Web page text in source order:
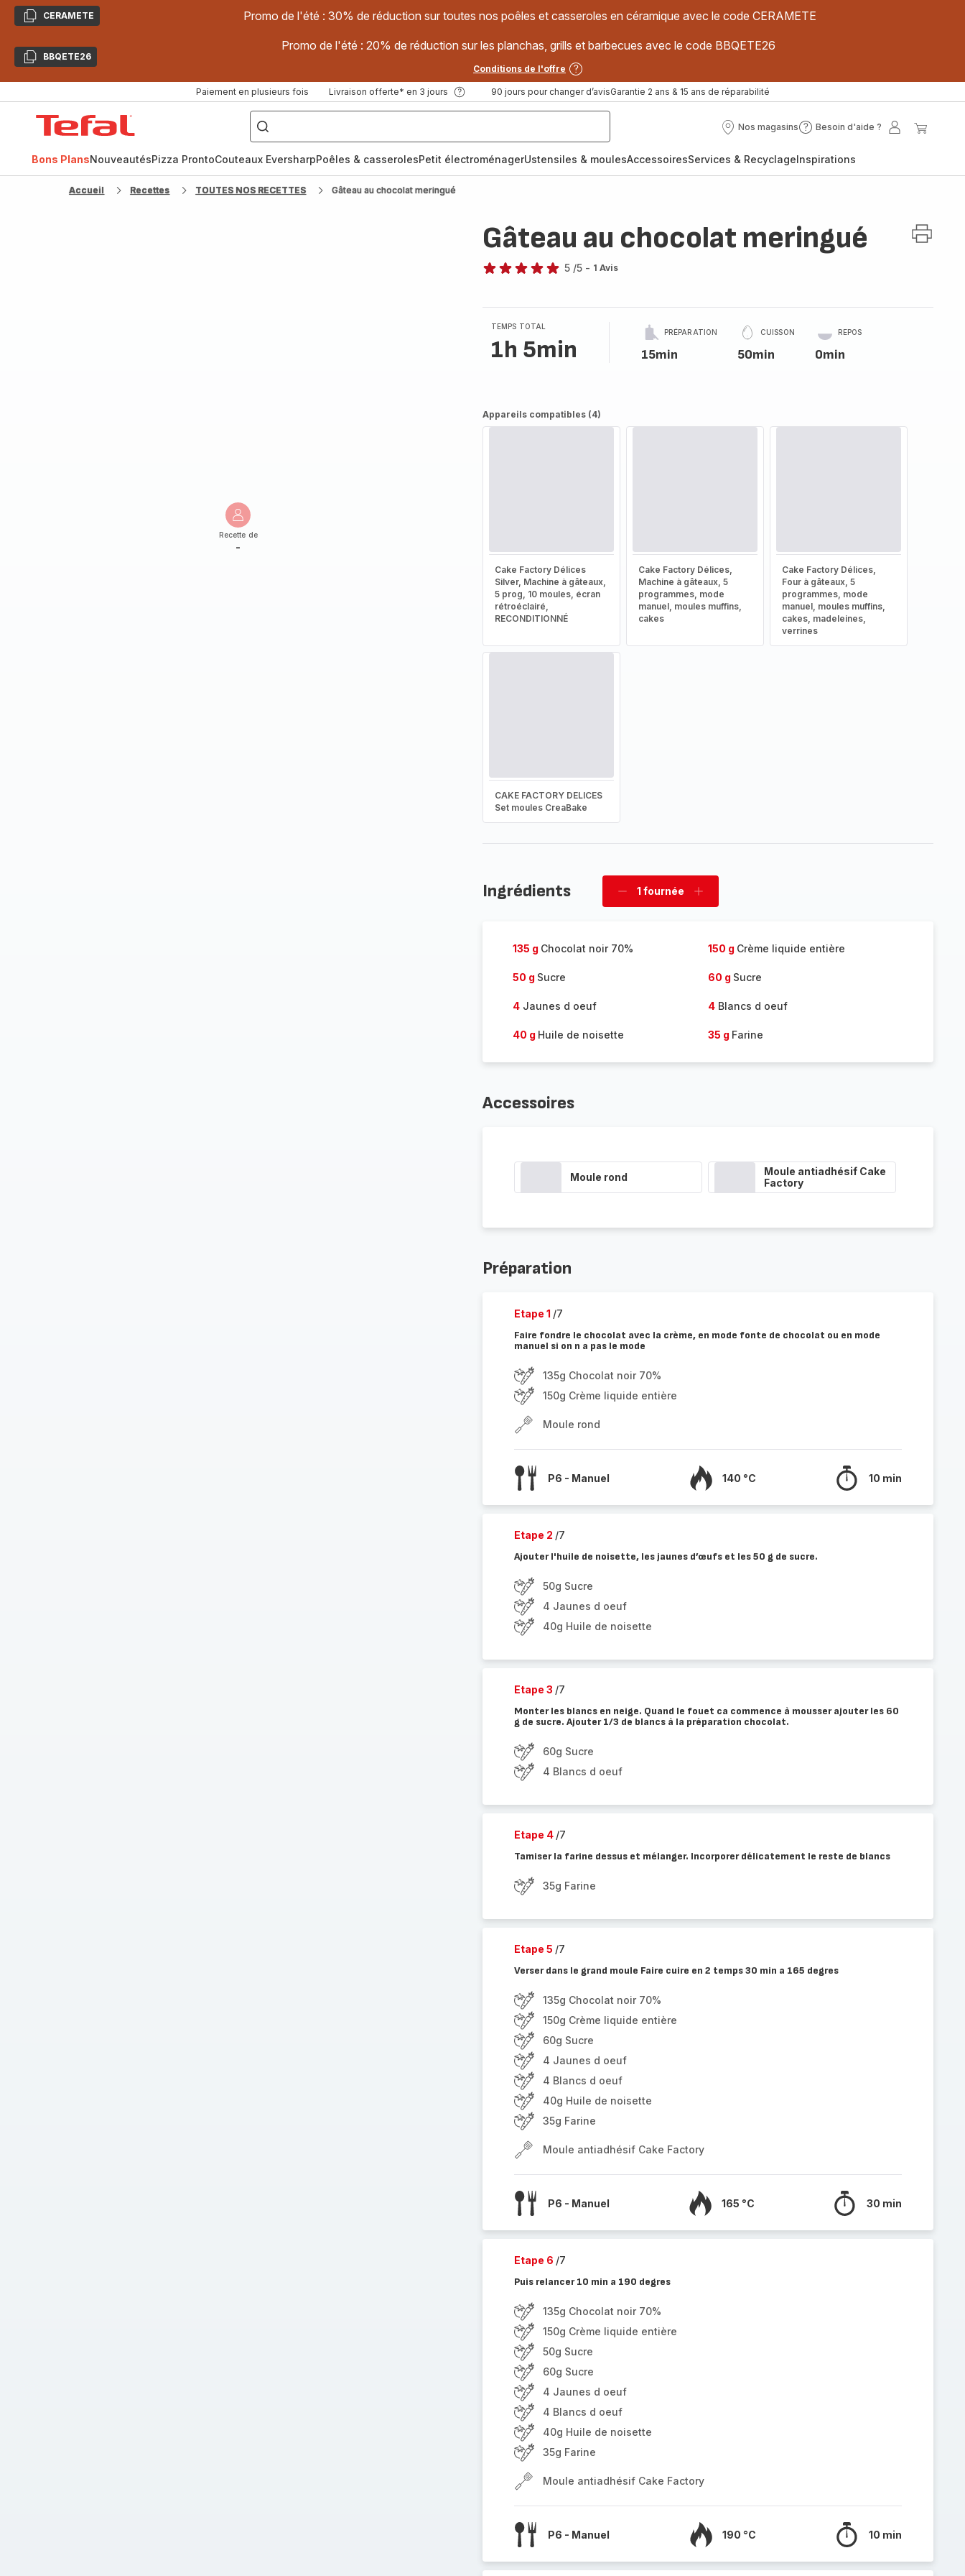
CopierCERAMETE Promo de l'été : 30% de réduction sur toutes nos poêles et casseroles en céramique avec le code CERAMETE
CopierBBQETE26
Promo de l'été : 20% de réduction sur les planchas, grills et barbecues avec le code BBQETE26
Conditions de l'offre
Paiement en plusieurs fois Livraison offerte* en 3 jours 90 jours pour changer d’avisGarantie 2 ans & 15 ans de réparabilité
["Poêles
inox,
Cake
Factory,
Nos magasins
Nos
Besoin d'aide ?
Besoin
?
Mon
Bons PlansNouveautésPizza ProntoCouteaux EversharpPoêles & casserolesPetit électroménagerUstensiles & moulesAccessoiresServices & RecyclageInspirations
Accueil Recettes TOUTES NOS RECETTES Gâteau au chocolat meringué
Recette de
-
Gâteau au chocolat meringué
étoiles
(moyenne)
5 /5 - 1 Avis
TEMPS TOTAL
1h 5min
PRÉPARATION
15min
CUISSON
50min
REPOS
0min
Appareils compatibles (4)
Cake Factory Délices
Silver, Machine à gâteaux,
5 prog, 10 moules, écran
rétroéclairé,
RECONDITIONNÉ
Cake Factory Délices,
Machine à gâteaux, 5
programmes, mode
manuel, moules muffins,
cakes
Cake Factory Délices,
Four à gâteaux, 5
programmes, mode
manuel, moules muffins,
cakes, madeleines,
verrines
CAKE FACTORY DELICES
Set moules CreaBake
Ingrédients
Supprimer
1 fournée
Ajouter
135 g Chocolat noir 70% 150 g Crème liquide entière
50 g Sucre 60 g Sucre
4Jaunes d oeuf 4Blancs d oeuf
40 g Huile de noisette 35 g Farine
Accessoires
Moule rond
Moule antiadhésif Cake
Factory
Préparation
Etape 1 /7
Faire fondre le chocolat avec la crème, en mode fonte de chocolat ou en mode
manuel si on n a pas le mode
135g Chocolat noir 70%
150g Crème liquide entière
Moule rond
P6 - Manuel 140 °C 10 min
Etape 2 /7
Ajouter l'huile de noisette, les jaunes d’œufs et les 50 g de sucre.
50g Sucre
4 Jaunes d oeuf
40g Huile de noisette
Etape 3 /7
Monter les blancs en neige. Quand le fouet ca commence à mousser ajouter les 60
g de sucre. Ajouter 1/3 de blancs à la préparation chocolat.
60g Sucre
4 Blancs d oeuf
Etape 4 /7
Tamiser la farine dessus et mélanger. Incorporer délicatement le reste de blancs
35g Farine
Etape 5 /7
Verser dans le grand moule Faire cuire en 2 temps 30 min a 165 degres
135g Chocolat noir 70%
150g Crème liquide entière
60g Sucre
4 Jaunes d oeuf
4 Blancs d oeuf
40g Huile de noisette
35g Farine
Moule antiadhésif Cake Factory
P6 - Manuel 165 °C 30 min
Etape 6 /7
Puis relancer 10 min a 190 degres
135g Chocolat noir 70%
150g Crème liquide entière
50g Sucre
60g Sucre
4 Jaunes d oeuf
4 Blancs d oeuf
40g Huile de noisette
35g Farine
Moule antiadhésif Cake Factory
P6 - Manuel 190 °C 10 min